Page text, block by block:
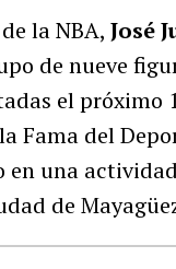
la NBA, José
de nueve
el próximo
Fama del
una
de